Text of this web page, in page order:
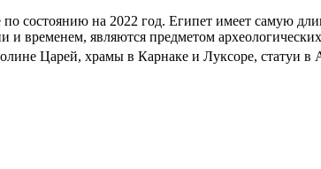
по состоянию на 2022 год. Египет имеет самую
и временем, являются предметом
Царей, храмы в Карнаке и Луксоре, статуи в